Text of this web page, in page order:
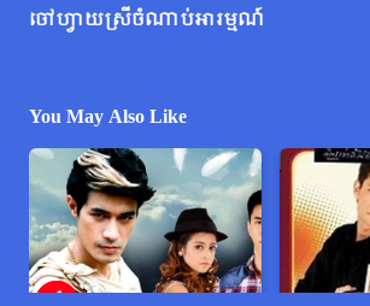
ចៅហ្វាយស្រីចំណាប់អារម្មណ៍
You May Also Like